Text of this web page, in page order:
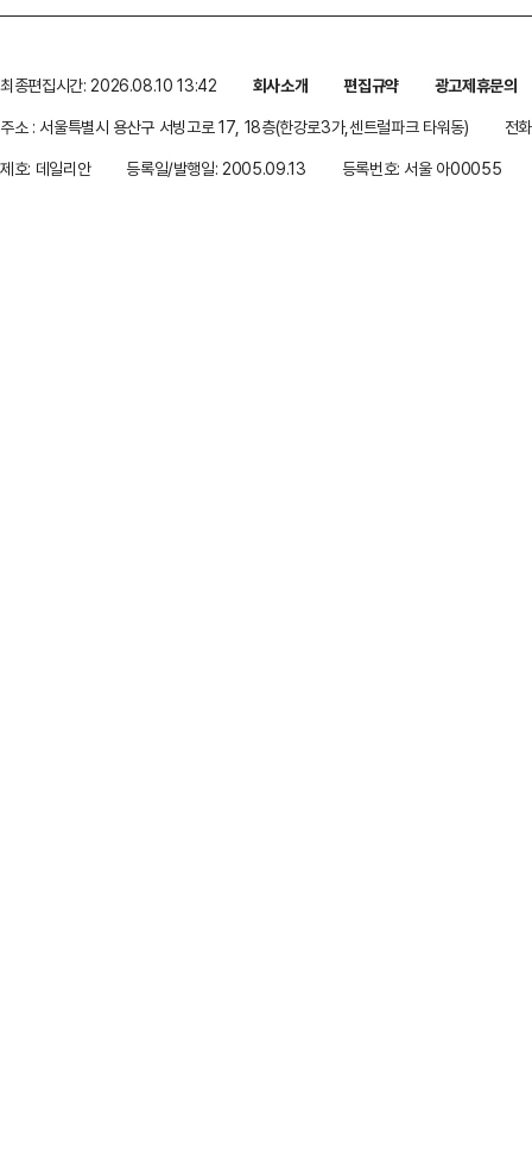
최종편집시간: 2026.08.10 13:42 회사소개 편집규약
광고제휴문의
주소 : 서울특별시 용산구 서빙고로 17, 18층(한강로3가,센트럴파크 타워동)
전
제호: 데일리안
등록일/발행일: 2005.09.13 등록번호: 서울 아00055